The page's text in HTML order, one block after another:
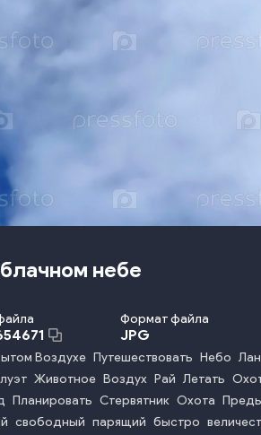
небе
Формат файла
JPG
Воздухе Путешествовать Небо
Животное Воздух Рай Летать
Планировать Стервятник Охота
свободный парящий быстро